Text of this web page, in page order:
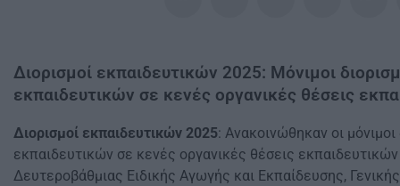
Διορισμοί εκπαιδευτικών 2025: Μόνιμοι
εκπαιδευτικών σε κενές οργανικές θέσεις
Διορισμοί εκπαιδευτικών 2025: Ανακοινώθηκαν οι μόνιμοι
εκπαιδευτικών σε κενές οργανικές θέσεις
Δευτεροβάθμιας Ειδικής Αγωγής και Εκπαίδευσης,